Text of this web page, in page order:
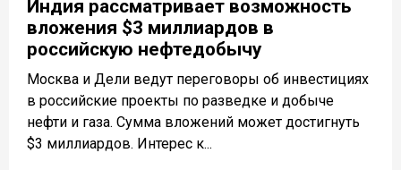
Индия рассматривает возможность
вложения $3 миллиардов в
российскую нефтедобычу
Москва и Дели ведут переговоры об инвестициях
в российские проекты по разведке и добыче
нефти и газа. Сумма вложений может достигнуть
$3 миллиардов. Интерес к...